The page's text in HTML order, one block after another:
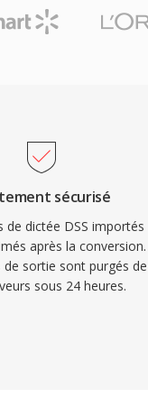
sécurisé
de dictée DSS importés
après la conversion.
de sortie sont purgés de
sous 24 heures.